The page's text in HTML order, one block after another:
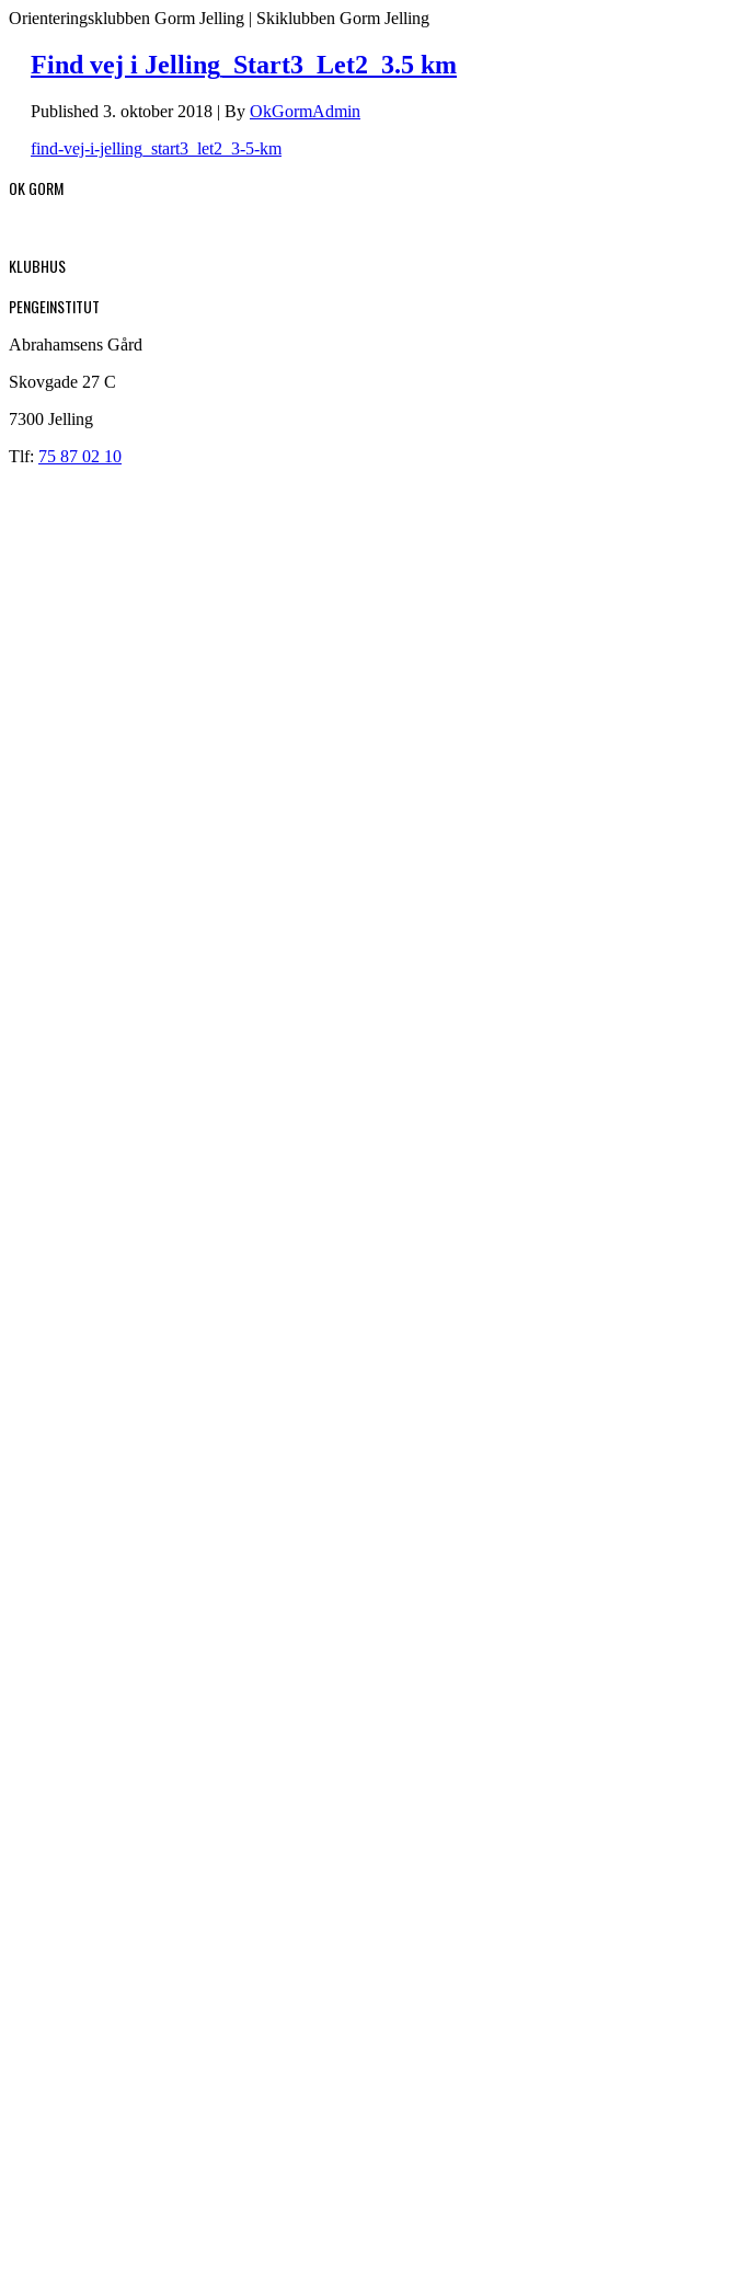
Orienteringsklubben Gorm Jelling | Skiklubben Gorm Jelling
Find vej i Jelling_Start3_Let2_3.5 km
Published 3. oktober 2018 | By OkGormAdmin
find-vej-i-jelling_start3_let2_3-5-km
OK GORM
KLUBHUS
PENGEINSTITUT
Abrahamsens Gård
Skovgade 27 C
7300 Jelling
Tlf: 75 87 02 10